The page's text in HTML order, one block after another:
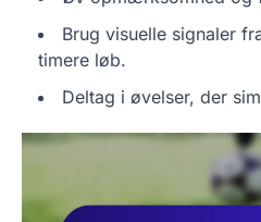
Brug visuelle signaler
timere løb.
Deltag i øvelser, der